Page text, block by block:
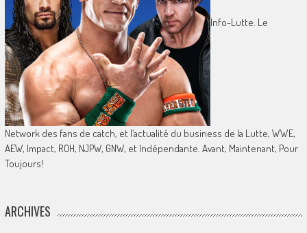
Info-Lutte. Le
Network des fans de catch, et l’actualité du business de la Lutte, WWE,
AEW, Impact, ROH, NJPW, GNW, et Indépendante. Avant, Maintenant, Pour
Toujours!
ARCHIVES